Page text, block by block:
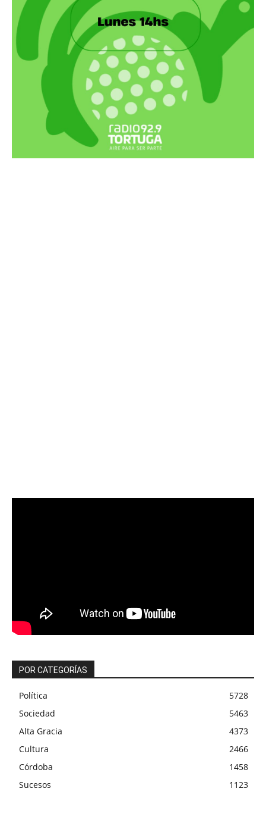
POR CATEGORÍAS
Política
5728
Sociedad
5463
Alta Gracia
4373
Cultura
2466
Córdoba
1458
Sucesos
1123